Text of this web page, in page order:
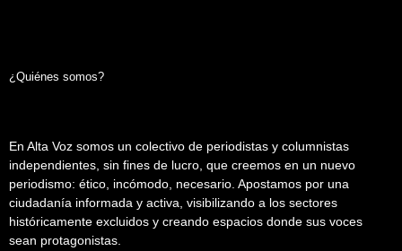
¿Quiénes somos?
En Alta Voz somos un colectivo de periodistas y columnistas
independientes, sin fines de lucro, que creemos en un nuevo
periodismo: ético, incómodo, necesario. Apostamos por una
ciudadanía informada y activa, visibilizando a los sectores
históricamente excluidos y creando espacios donde sus voces
sean protagonistas.